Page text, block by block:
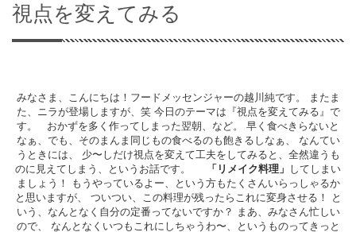
視点を変えてみる
みなさま、こんにちは！フードメッセンジャーの越川純です。 またま
た、ニラが登場しますが、笑 今日のテーマは『視点を変えてみる』で
す。 おかずを多く作ってしまった翌朝、など。 早く食べきらないと
なぁ、でも、そのまんま同じもの食べるのも飽きるしなぁ、 なんてい
うときには、 少〜しだけ視点を変えて工夫をしてみると、全然違うも
のに見えてしまう、というお話です。
「リメイク料理」 してしまい
ましょう！ もうやっているよー、という方もたくさんいらっしゃるか
と思いますが、 ついつい、この料理が残ったらこれに変身させる！ と
いう、なんとなく自分の定番ってないですか？ まあ、みなさん忙しい
ので、 なんとなくいつもこれにしちゃうわ〜、というものってきっと